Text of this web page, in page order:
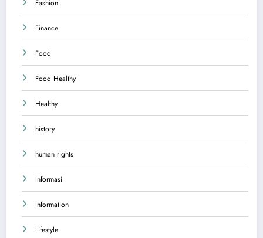
Fashion
Finance
Food
Food Healthy
Healthy
history
human rights
Informasi
Information
Lifestyle